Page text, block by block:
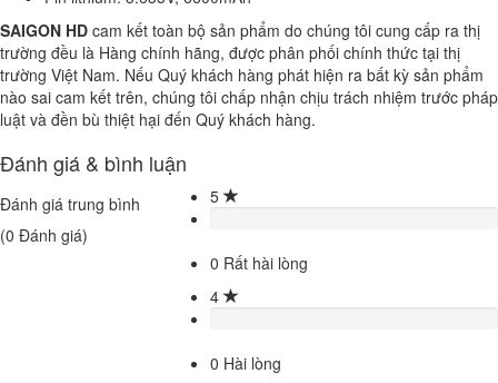
SAIGON HD cam kết toàn bộ sản phẩm do chúng tôi cung cấp ra thị
trường đều là Hàng chính hãng, được phân phối chính thức tại thị
trường Việt Nam. Nếu Quý khách hàng phát hiện ra bất kỳ sản phẩm
nào sai cam kết trên, chúng tôi chấp nhận chịu trách nhiệm trước pháp
luật và đền bù thiệt hại đến Quý khách hàng.
Đánh giá & bình luận
Đánh giá trung bình
(0 Đánh giá)
5
0 Rất hài lòng
4
0 Hài lòng